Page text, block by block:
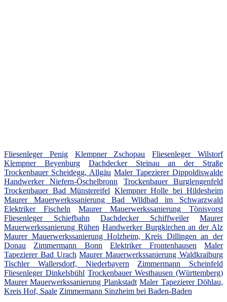
Fliesenleger Penig Klempner Zschopau
Fliesenleger Wilstorf
Klempner Beyenburg
Dachdecker Steinau an der Straße
Trockenbauer Scheidegg, Allgäu Maler Tapezierer Dippoldiswalde
Handwerker Niefern-Öschelbronn
Trockenbauer Burglengenfeld
Trockenbauer Bad Münstereifel Klempner Holle bei Hildesheim
Maurer Mauerwerkssanierung Bad Wildbad im Schwarzwald
Elektriker Fischeln
Maurer Mauerwerkssanierung Tönisvorst
Fliesenleger Schiefbahn
Dachdecker Schiffweiler
Maurer
Mauerwerkssanierung Rühen Handwerker Burgkirchen an der Alz
Maurer Mauerwerkssanierung Holzheim, Kreis Dillingen an der
Donau
Zimmermann Bonn Elektriker Frontenhausen
Maler
Tapezierer Bad Urach Maurer Mauerwerkssanierung Waldkraiburg
Tischler Wallersdorf, Niederbayern
Zimmermann Scheinfeld
Fliesenleger Dinkelsbühl Trockenbauer Westhausen (Württemberg)
Maurer Mauerwerkssanierung Plankstadt Maler Tapezierer Döhlau,
Kreis Hof, Saale Zimmermann Sinzheim bei Baden-Baden